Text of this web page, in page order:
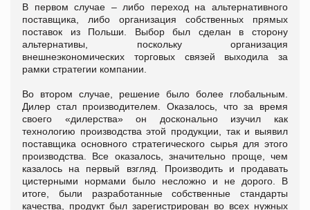
В первом случае – либо переход на альтернативного
поставщика, либо организация собственных прямых
поставок из Польши. Выбор был сделан в сторону
альтернативы, поскольку организация
внешнеэкономических торговых связей выходила за
рамки стратегии компании.
Во втором случае, решение было более глобальным.
Дилер стал производителем. Оказалось, что за время
своего «дилерства» он досконально изучил как
технологию производства этой продукции, так и выявил
поставщика основного стратегического сырья для этого
производства. Все оказалось, значительно проще, чем
казалось на первый взгляд. Производить и продавать
цистерными нормами было несложно и не дорого. В
итоге, были разработанные собственные стандарты
качества, продукт был зарегистрирован во всех нужных